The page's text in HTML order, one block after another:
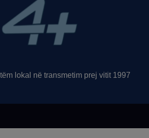
lokal në transmetim prej vitit 1997